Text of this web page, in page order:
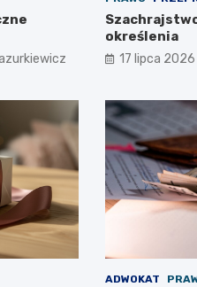
określenia
17 lipca 2026
ADWOKAT